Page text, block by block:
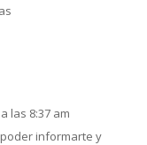
las 8:37 am
informarte y